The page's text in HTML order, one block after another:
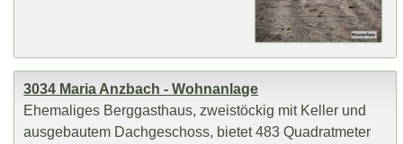
3034 Maria Anzbach - Wohnanlage
Ehemaliges Berggasthaus, zweistöckig mit Keller und
ausgebautem Dachgeschoss, bietet 483 Quadratmeter